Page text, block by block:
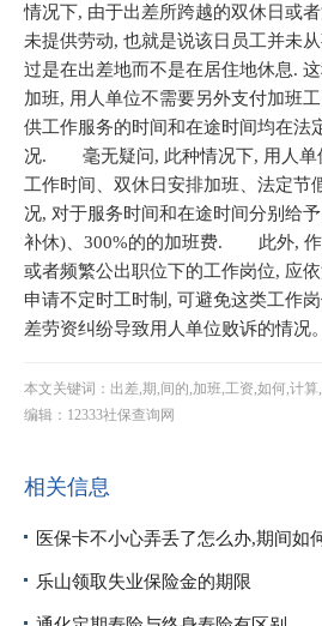
情况下, 由于出差所跨越的双休日或
未提供劳动, 也就是说该日员工并未
过是在出差地而不是在居住地休息.
加班, 用人单位不需要另外支付加
供工作服务的时间和在途时间均在法
况. 毫无疑问, 此种情况下, 用人单
工作时间、双休日安排加班、法定节
况, 对于服务时间和在途时间分别给
补休)、300%的的加班费. 此外, 作
或者频繁公出职位下的工作岗位, 应
申请不定时工时制, 可避免这类工作
差劳资纠纷导致用人单位败诉的情况。
本文关键词：出差,期,间的,加班,工资,如何,计算
编辑：12333社保查询网
相关信息
医保卡不小心弄丢了怎么办,期间如
乐山领取失业保险金的期限